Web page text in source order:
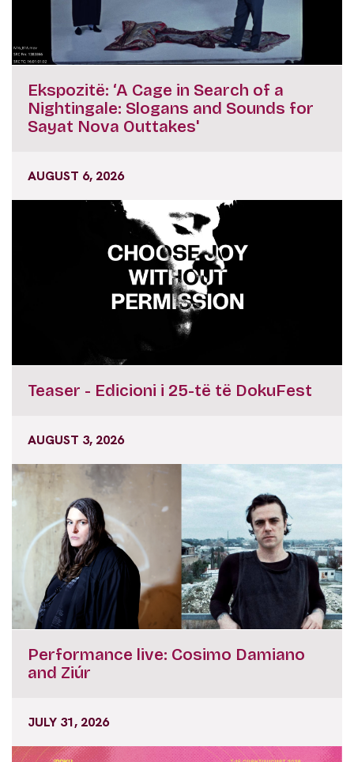
Ekspozitë: ‘A Cage in Search of a
Nightingale: Slogans and Sounds for
Sayat Nova Outtakes'
AUGUST 6, 2026
Teaser - Edicioni i 25-të të DokuFest
AUGUST 3, 2026
Performance live: Cosimo Damiano
and Ziúr
JULY 31, 2026